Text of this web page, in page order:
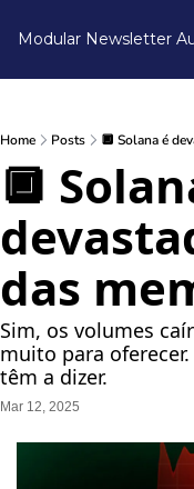
Modular Newsletter
Home Posts 🔲 Solana é
🔲
das
Sim, os volumes
muito para
têm a dizer.
Mar 12, 2025